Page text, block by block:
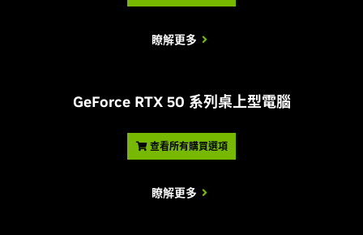
瞭解更多
GeForce RTX 50 系列桌上型電腦
查看所有購買選項
瞭解更多